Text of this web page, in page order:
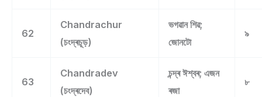
62
Chandrachur
(চংদ্ৰচূড়)
ভগৱান শিৱ;
জোনটো
৯
63
Chandradev
(চংদ্ৰদেব)
চন্দ্ৰ ঈশ্বৰ; এজন
ৰজা
৮